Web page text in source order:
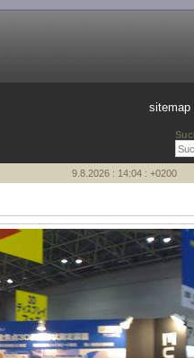
sitemap
9.8.2026 : 14:04 : +0200